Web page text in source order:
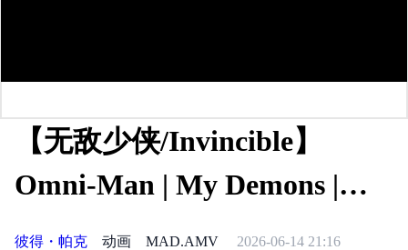
【无敌少侠/Invincible】
Omni-Man | My Demons |
AMV
彼得・帕克 动画 MAD.AMV
2026-06-14 21:16